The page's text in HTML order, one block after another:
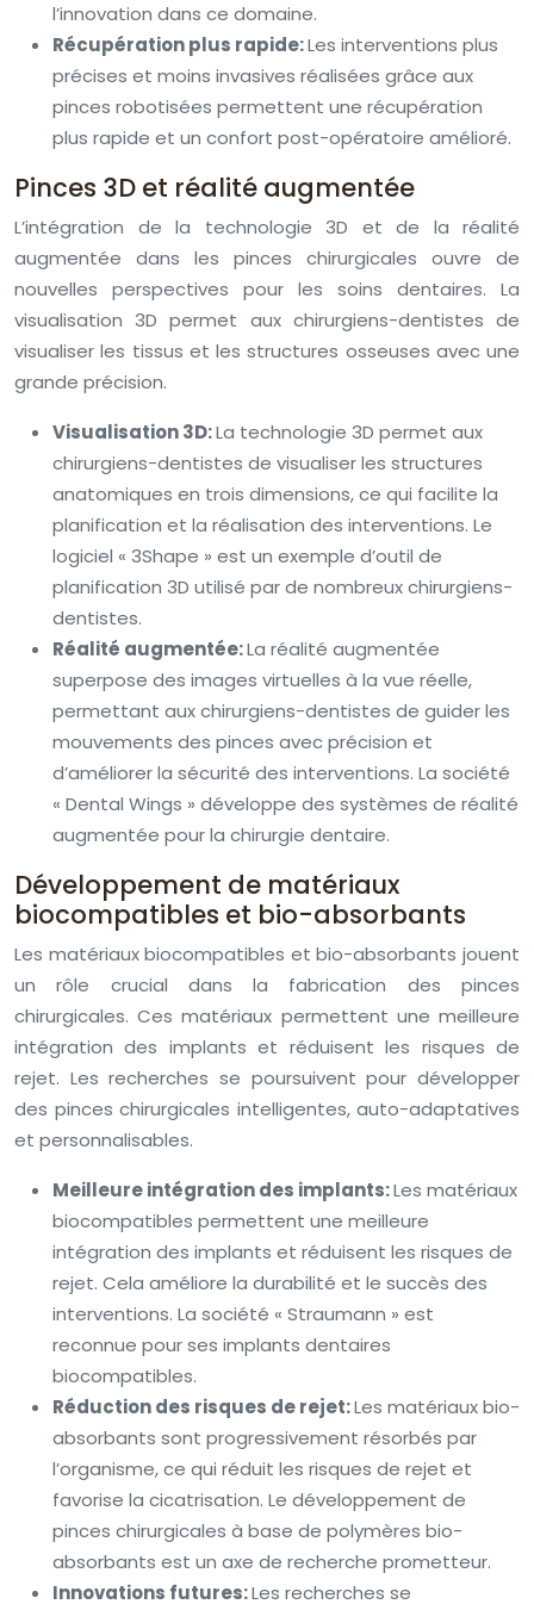
l’innovation dans ce domaine.
Récupération plus rapide:Les interventions plus
précises et moins invasives réalisées grâce aux
pinces robotisées permettent une récupération
plus rapide et un confort post-opératoire amélioré.
Pinces 3D et réalité augmentée
L’intégration de la technologie 3D et de la réalité
augmentée dans les pinces chirurgicales ouvre de
nouvelles perspectives pour les soins dentaires. La
visualisation 3D permet aux chirurgiens-dentistes de
visualiser les tissus et les structures osseuses avec une
grande précision.
Visualisation 3D:La technologie 3D permet aux
chirurgiens-dentistes de visualiser les structures
anatomiques en trois dimensions, ce qui facilite la
planification et la réalisation des interventions. Le
logiciel « 3Shape » est un exemple d’outil de
planification 3D utilisé par de nombreux chirurgiens-
dentistes.
Réalité augmentée:La réalité augmentée
superpose des images virtuelles à la vue réelle,
permettant aux chirurgiens-dentistes de guider les
mouvements des pinces avec précision et
d’améliorer la sécurité des interventions. La société
« Dental Wings » développe des systèmes de réalité
augmentée pour la chirurgie dentaire.
Développement de matériaux
biocompatibles et bio-absorbants
Les matériaux biocompatibles et bio-absorbants jouent
un rôle crucial dans la fabrication des pinces
chirurgicales. Ces matériaux permettent une meilleure
intégration des implants et réduisent les risques de
rejet. Les recherches se poursuivent pour développer
des pinces chirurgicales intelligentes, auto-adaptatives
et personnalisables.
Meilleure intégration des implants:Les matériaux
biocompatibles permettent une meilleure
intégration des implants et réduisent les risques de
rejet. Cela améliore la durabilité et le succès des
interventions. La société « Straumann » est
reconnue pour ses implants dentaires
biocompatibles.
Réduction des risques de rejet:Les matériaux bio-
absorbants sont progressivement résorbés par
l’organisme, ce qui réduit les risques de rejet et
favorise la cicatrisation. Le développement de
pinces chirurgicales à base de polymères bio-
absorbants est un axe de recherche prometteur.
Innovations futures:Les recherches se